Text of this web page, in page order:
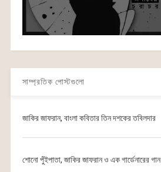
সাম্প্রতিক পোস্টগুলো
জাকির জাফরান, বাংলা কবিতার তিন দশকের তবিলদার
শোনো পুঁইপাতা, জাকির জাফরান ও এক গার্ডেনারের গান